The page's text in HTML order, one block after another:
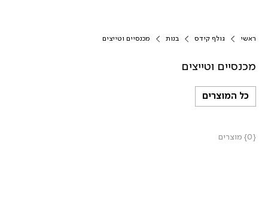
ראשי גולף קידס בנות מכנסיים וטייצים
מכנסיים וטייצים
כל המוצרים
{0} מוצרים